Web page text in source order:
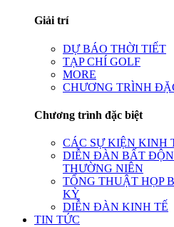
Giải trí
DỰ BÁO THỜI TIẾT
TẠP CHÍ GOLF
MORE
CHƯƠNG TRÌNH
Chương trình đặc biệt
CÁC SỰ KIỆN KINH
DIỄN ĐÀN BẤT
THƯỜNG NIÊN
TỔNG THUẬT HỌP
KỲ
DIỄN ĐÀN KINH TẾ
TIN TỨC